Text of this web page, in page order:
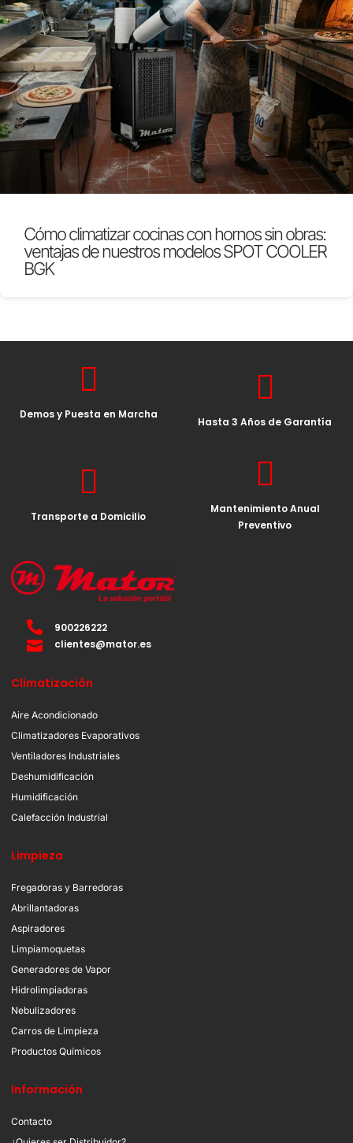
Cómo climatizar cocinas con hornos sin obras:
ventajas de nuestros modelos SPOT COOLER
BGK
Demos y Puesta en Marcha
Hasta 3 Años de Garantía
Transporte a Domicilio
Mantenimiento Anual
Preventivo
900226222
clientes@mator.es
Climatización
Aire Acondicionado
Climatizadores Evaporativos
Ventiladores Industriales
Deshumidificación
Humidificación
Calefacción Industrial
Limpieza
Fregadoras y Barredoras
Abrillantadoras
Aspiradores
Limpiamoquetas
Generadores de Vapor
Hidrolimpiadoras
Nebulizadores
Carros de Limpieza
Productos Químicos
Información
Contacto